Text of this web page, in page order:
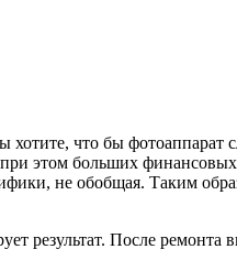
что бы фотоаппарат
этом больших
не обобщая. Таким
результат. После ремонта